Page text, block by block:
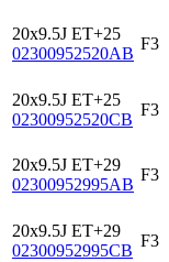
20x9.5J ET+25
02300952520AB
F3
20x9.5J ET+25
02300952520CB
F3
20x9.5J ET+29
02300952995AB
F3
20x9.5J ET+29
02300952995CB
F3